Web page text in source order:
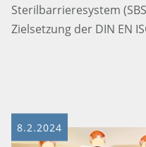
Sterilbarrieresystem
Zielsetzung der DIN EN
8.2.2024